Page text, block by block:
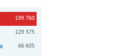
199 760
129 375
66 605